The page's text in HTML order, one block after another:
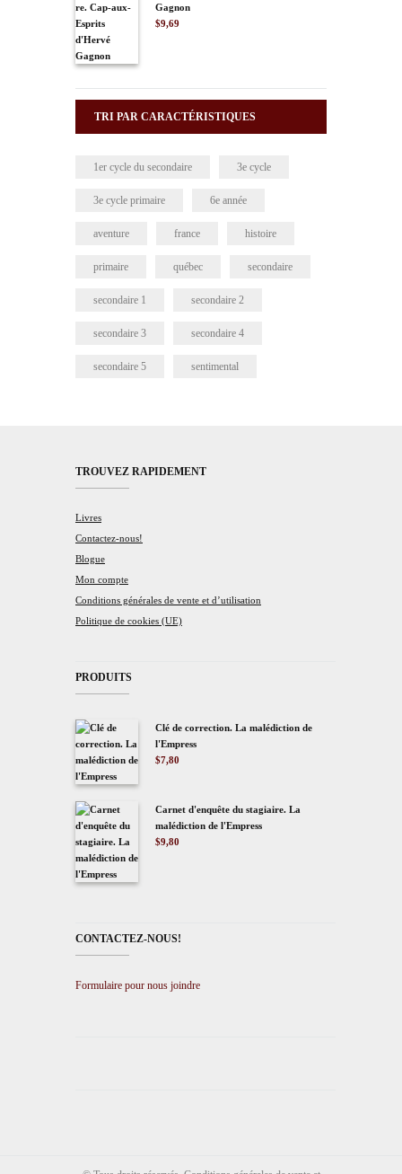
Gagnon
$9,69
TRI PAR CARACTÉRISTIQUES
1er cycle du secondaire 3e cycle
3e cycle primaire 6e année
aventure france histoire
primaire québec secondaire
secondaire 1 secondaire 2
secondaire 3 secondaire 4
secondaire 5 sentimental
TROUVEZ RAPIDEMENT
Livres
Contactez-nous!
Blogue
Mon compte
Conditions générales de vente et d’utilisation
Politique de cookies (UE)
PRODUITS
Clé de correction. La malédiction de
l'Empress
$7,80
Carnet d'enquête du stagiaire. La
malédiction de l'Empress
$9,80
CONTACTEZ-NOUS!
Formulaire pour nous joindre